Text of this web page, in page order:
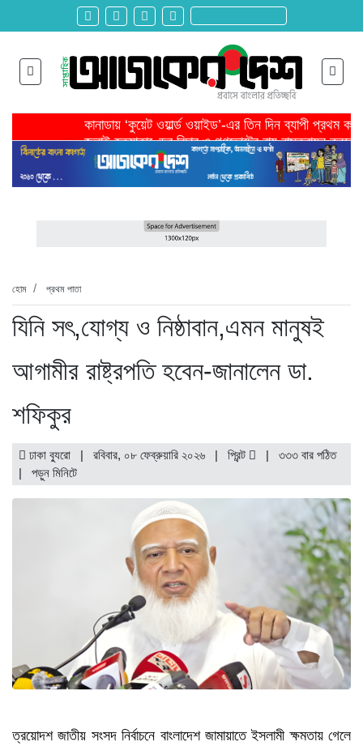
কানাডায় ‘কুয়েট ওয়ার্ল্ড ওয়াইড’-এর তিন দিন ব্যাপী প্রথম
জুলাই হত্যাকাণ্ডের বিচার ও গণভোটের রায় বাস্তবায়ন করতে
তরুণ উদ্ভাবক ও প্রযুক্তি উদ্যোক্তাদের পাশে থাকবে সরকার -
মাদরাসাকে অবহেলা করা শুরু মুজিব সরকারের আমল থেকে-
বাংলাদেশে এসে মার্কিন দূতের ভারতের হাইকমিশনারের সঙ্গে
হবিগঞ্জ ছাত্রদল সভাপতিসহ ১১ জনের বিরুদ্ধে এনসিপির
রাজনৈতিক লড়াইয়ে জিততে হলে সাংস্কৃতিক লড়াইয়ে জিততে
হোম প্রথম পাতা
যিনি সৎ,যোগ্য ও নিষ্ঠাবান,এমন মানুষই
আগামীর রাষ্ট্রপতি হবেন-জানালেন ডা.
শফিকুর
ঢাকা ব্যুরো | রবিবার, ০৮ ফেব্রুয়ারি ২০২৬ | প্রিন্ট | ৩৩৩ বার পঠিত
| পড়ুন মিনিটে
ত্রয়োদশ জাতীয় সংসদ নির্বাচনে বাংলাদেশ জামায়াতে ইসলামী ক্ষমতায় গেলে